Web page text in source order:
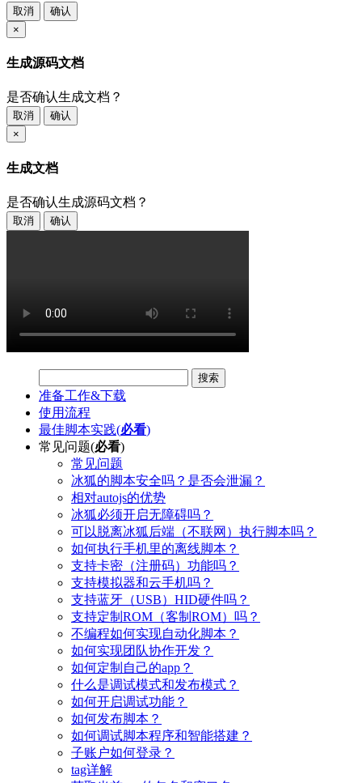
取消
确认
×
生成源码文档
是否确认生成文档？
取消
确认
×
生成文档
是否确认生成源码文档？
取消 确认
搜索
准备工作&下载
使用流程
最佳脚本实践(必看)
常见问题(必看)
常见问题
冰狐的脚本安全吗？是否会泄漏？
相对autojs的优势
冰狐必须开启无障碍吗？
可以脱离冰狐后端（不联网）执行脚本吗？
如何执行手机里的离线脚本？
支持卡密（注册码）功能吗？
支持模拟器和云手机吗？
支持蓝牙（USB）HID硬件吗？
支持定制ROM（客制ROM）吗？
不编程如何实现自动化脚本？
如何实现团队协作开发？
如何定制自己的app？
什么是调试模式和发布模式？
如何开启调试功能？
如何发布脚本？
如何调试脚本程序和智能搭建？
子账户如何登录？
tag详解